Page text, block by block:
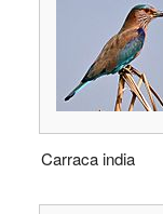
Carraca india